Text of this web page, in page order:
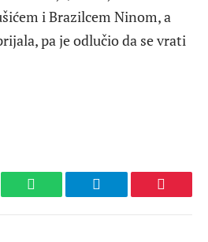
i Brazilcem Ninom, a
pa je odlučio da se vrati
WhatsApp Telegram